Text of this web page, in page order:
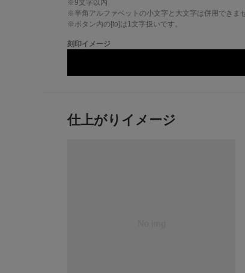
※9文字以内
※半角アルファベットの小文字と大文字は併用できま
※ボタン内の[to]は1文字扱いです。
刻印イメージ
仕上がりイメージ